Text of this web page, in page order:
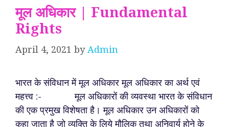
मूल अधिकार | Fundamental
Rights
April 4, 2021 byAdmin
भारत के संविधान में मूल अधिकार मूल अधिकार का अर्थ एवं
महत्त्व :- मूल अधिकारों की व्यवस्था भारत के संविधान
की एक प्रमुख विशेषता है। मूल अधिकार उन अधिकारों को
कहा जाता है जो व्यक्ति के लिये मौलिक तथा अनिवार्य होने के